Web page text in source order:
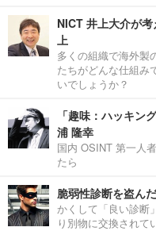
NICT 井上大介が
上
多くの組織で海外製
たちがどんな仕組み
いでしょうか？
「趣味：ハッキン
浦 隆幸
国内 OSINT 第一人
たら
脆弱性診断を盗ん
かくして「良い診断
り別物に交換されて